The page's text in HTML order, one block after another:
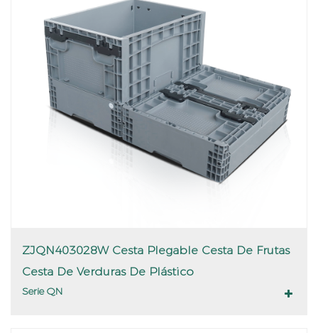
ZJQN403028W Cesta Plegable Cesta De Frutas
Cesta De Verduras De Plástico
Serie QN